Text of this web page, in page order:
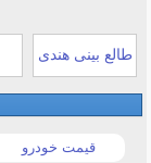
طالع بینی هندی
قیمت خودرو